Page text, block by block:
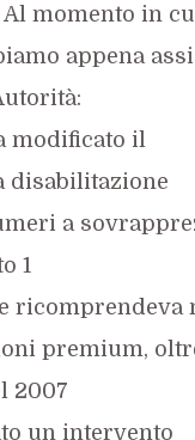
momento in
appena
modificato il
disabilitazione
a
1
ricomprendeva
premium,
2007
un intervento